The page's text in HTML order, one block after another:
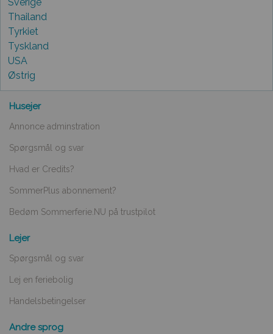
Thailand
Tyrkiet
Tyskland
USA
Østrig
Husejer
Annonce adminstration
Spørgsmål og svar
Hvad er Credits?
SommerPlus abonnement?
Bedøm Sommerferie.NU på trustpilot
Lejer
Spørgsmål og svar
Lej en feriebolig
Handelsbetingelser
Andre sprog